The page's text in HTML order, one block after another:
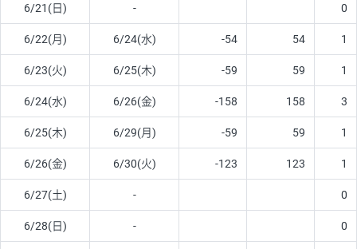
6/21(日) - 0
6/22(月) 6/24(水) -54 54 1
6/23(火) 6/25(木) -59 59 1
6/24(水) 6/26(金) -158 158 3
6/25(木) 6/29(月) -59 59 1
6/26(金) 6/30(火) -123 123 1
6/27(土) - 0
6/28(日) - 0